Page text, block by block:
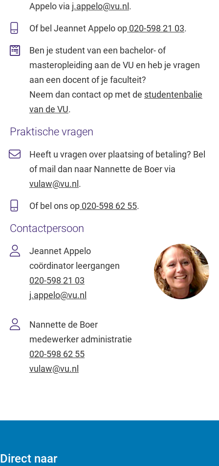
Appelo via j.appelo@vu.nl .
Of bel Jeannet Appelo op 020-598 21 03.
Ben je student van een bachelor- of
masteropleiding aan de VU en heb je vragen
aan een docent of je faculteit?
Neem dan contact op met de studentenbalie
van de VU.
Praktische vragen
Heeft u vragen over plaatsing of betaling? Bel
of mail dan naar Nannette de Boer via
vulaw@vu.nl .
Of bel ons op 020-598 62 55.
Contactpersoon
Jeannet Appelo
coördinator leergangen
020-598 21 03
j.appelo@vu.nl
Nannette de Boer
medewerker administratie
020-598 62 55
vulaw@vu.nl
Direct naar